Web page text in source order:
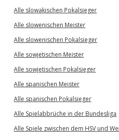
Alle slowakischen Pokalsieger
Alle slowenischen Meister
Alle slowenischen Pokalsieger
Alle sowjetischen Meister
Alle sowjetischen Pokalsieger
Alle spanischen Meister
Alle spanischen Pokalsieger
Alle Spielabbrüche in der Bundesliga
Alle Spiele zwischen dem HSV und